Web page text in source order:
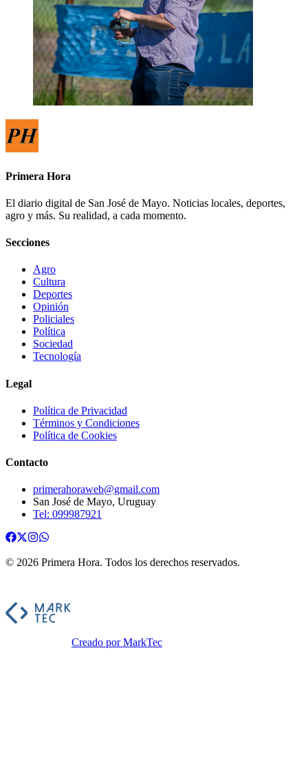
Primera Hora
El diario digital de San José de Mayo. Noticias locales, deportes,
agro y más. Su realidad, a cada momento.
Secciones
Agro
Cultura
Deportes
Opinión
Policiales
Política
Sociedad
Tecnología
Legal
Política de Privacidad
Términos y Condiciones
Política de Cookies
Contacto
primerahoraweb@gmail.com
San José de Mayo, Uruguay
Tel: 099987921
© 2026 Primera Hora. Todos los derechos reservados.
Creado por MarkTec